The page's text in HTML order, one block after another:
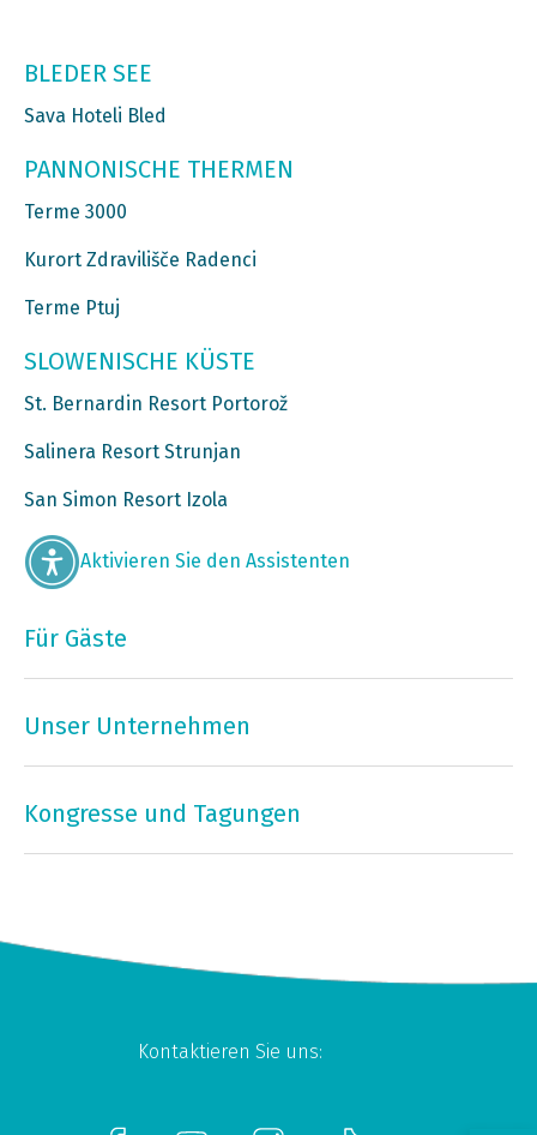
BLEDER SEE
Sava Hoteli Bled
PANNONISCHE THERMEN
Terme 3000
Kurort Zdravilišče Radenci
Terme Ptuj
SLOWENISCHE KÜSTE
St. Bernardin Resort Portorož
Salinera Resort Strunjan
San Simon Resort Izola
Aktivieren Sie den Assistenten
Für Gäste
Unser Unternehmen
Kongresse und Tagungen
Kontaktieren Sie uns: